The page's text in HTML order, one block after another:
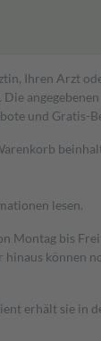
Ihren Arzt
und Gratis-
lesen.
bis
erhält sie